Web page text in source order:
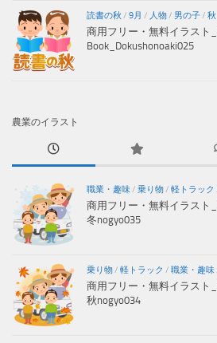
読書の秋 / 9月 / 人物/ 男の子/ 秋
商用フリー・無料イラスト
Book_Dokushonoaki025
農業のイラスト
職業・趣味/ 乗り物/ 軽トラック
商用フリー・無料イラスト
冬nogyo035
乗り物/ 軽トラック / 職業・趣味
商用フリー・無料イラスト
秋nogyo034